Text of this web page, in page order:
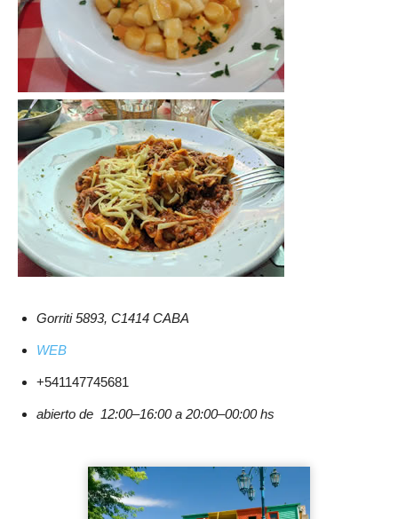
Gorriti 5893, C1414 CABA
WEB
+541147745681
abierto de 12:00–16:00 a 20:00–00:00 hs